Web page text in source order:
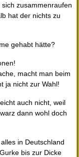
zusammenraufen
hat der nichts zu
gehabt hätte?
macht man beim
ja nicht zur Wahl!
auch nicht, weil
dann wohl doch
in Deutschland
bis zur Dicke